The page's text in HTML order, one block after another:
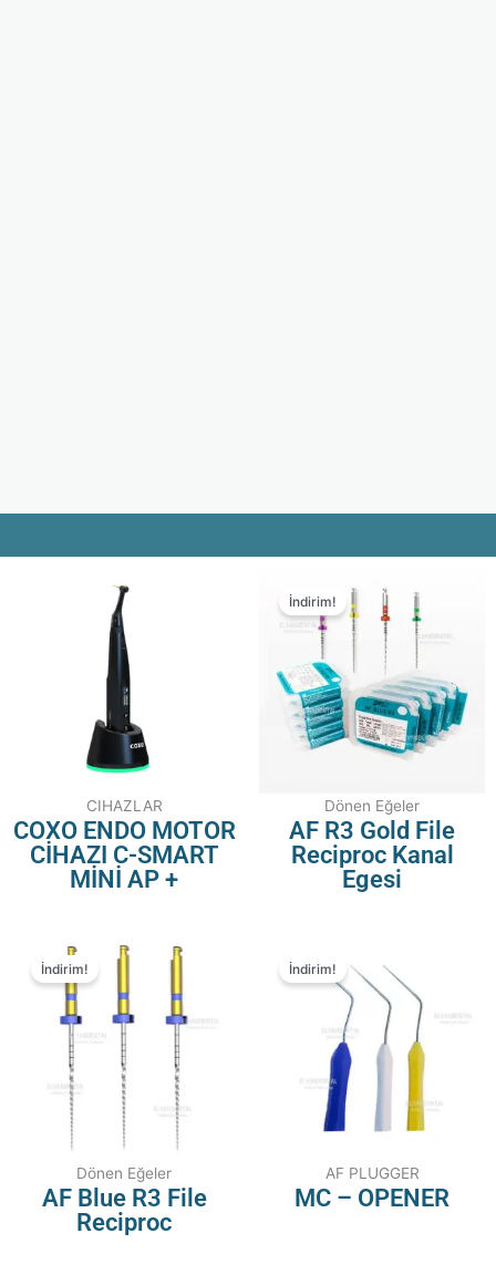
CIHAZLAR
COXO ENDO MOTOR
CİHAZI C-SMART
MİNİ AP +
İndirim!
Dönen Eğeler
AF R3 Gold File
Reciproc Kanal
Egesi
İndirim!
Dönen Eğeler
AF Blue R3 File
Reciproc
İndirim!
AF PLUGGER
MC – OPENER